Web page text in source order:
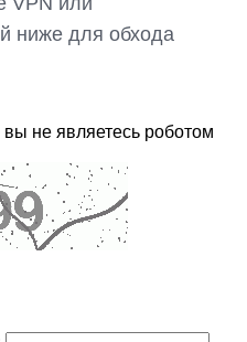
ниже для обхода
не являетесь роботом